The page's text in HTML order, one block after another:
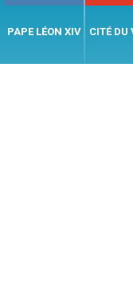
PAPE LÉON XIV CITÉ DU